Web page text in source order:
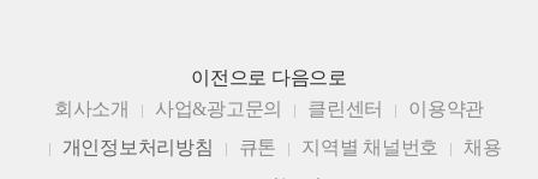
이전으로 다음으로
회사소개
사업&광고문의 클린센터
이용약관
개인정보처리방침
큐톤 지역별 채널번호
채용